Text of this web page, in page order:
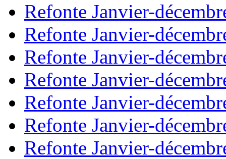
Refonte Janvier-
Refonte Janvier-
Refonte Janvier-
Refonte Janvier-
Refonte Janvier-
Refonte Janvier-
Refonte Janvier-